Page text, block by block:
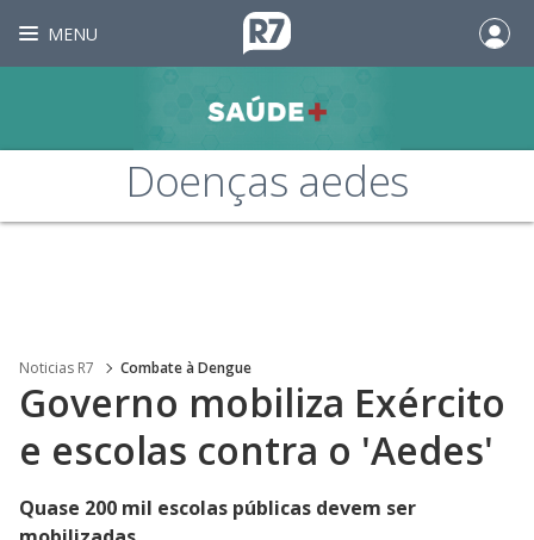
MENU
Doenças aedes
Noticias R7 Combate à Dengue
Governo mobiliza Exército
e escolas contra o 'Aedes'
Quase 200 mil escolas públicas devem ser